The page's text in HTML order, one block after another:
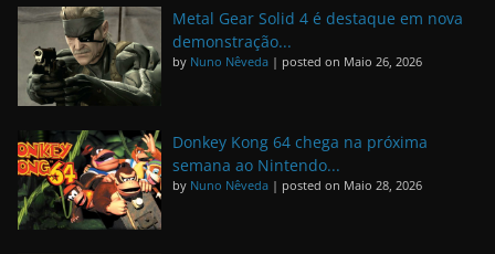
Metal Gear Solid 4 é destaque em nova
demonstração...
by Nuno Nêveda | posted on Maio 26, 2026
Donkey Kong 64 chega na próxima
semana ao Nintendo...
by Nuno Nêveda | posted on Maio 28, 2026